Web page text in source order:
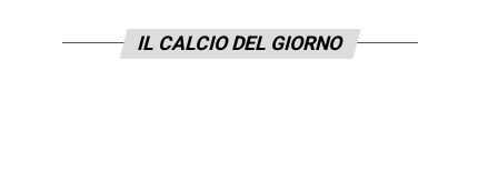
IL CALCIO DEL GIORNO